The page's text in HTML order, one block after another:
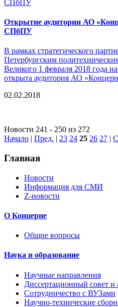
Открытие аудитории АО
СПбПУ
В рамках стратегического
Петербургским
Великого 1 февраля 2018 года
открыта аудитория АО
02.02.2018
Новости 241 - 250 из 272
Начало | Пред. | 23 24 25 26 27 |
Главная
Новости
Информация для СМИ
Z-новости
О Концерне
Общие вопросы
Наука и образование
Научные направления
Диссертационный совет и
Сотрудничество с ВУЗами
Научно-технические